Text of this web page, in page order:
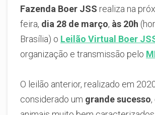
Fazenda Boer JSS realiza na
feira, dia 28 de março, às 20h
Brasília) o Leilão Virtual Boer
organização e transmissão pelo
O leilão anterior, realizado em
considerado um grande sucesso